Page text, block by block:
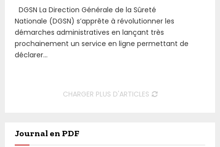
DGSN La Direction Générale de la Sûreté
Nationale (DGSN) s’apprête à révolutionner les
démarches administratives en lançant très
prochainement un service en ligne permettant de
déclarer...
CHARGER PLUS D'ARTICLES
Journal en PDF